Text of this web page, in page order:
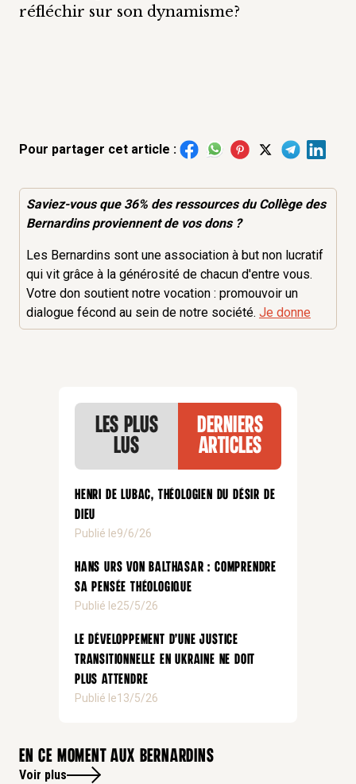
réfléchir sur son dynamisme?
Pour partager cet article :
Saviez-vous que 36% desressourcesdu Collège des
Bernardins proviennent de vos dons ?
Les Bernardins sont une association à but non lucratif
qui vit grâce à la générosité de chacun d'entre vous.
Votre don soutient notre vocation : promouvoir un
dialogue fécond au sein de notre société. Je donne
Les plus
lus
Derniers
articles
Henri de Lubac, théologien du désir de
Dieu
Publié le9/6/26
Hans Urs von Balthasar : comprendre
sa pensée théologique
Publié le25/5/26
Le développement d’une justice
transitionnelle en Ukraine ne doit
plus attendre
Publié le13/5/26
En ce moment aux bernardins
Voir plus